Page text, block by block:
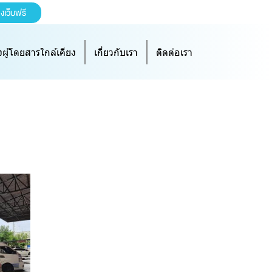
เว็บฟรี
โดยสารใกล้เคียง เกี่ยวกับเรา ติดต่อเรา